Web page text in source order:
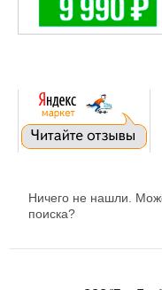
Ничего не нашли.
поиска?